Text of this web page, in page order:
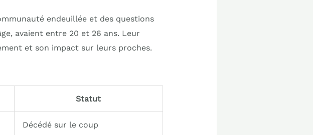
endeuillée et des questions
avaient entre 20 et 26 ans. Leur
et son impact sur leurs proches.
Statut
Décédé sur le coup